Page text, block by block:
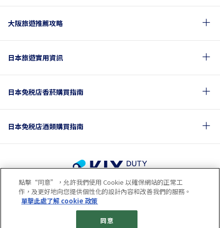
大阪旅遊推薦攻略
日本旅遊實用資訊
日本免税店香菸購買指南
日本免税店酒類購買指南
© 2023 Kansai Airports Retail & Services All rights reserved.
使用條款 隱私政策
Cookie政策
關於社交媒體使用規章
點擊“同意”，允許我們使用 Cookie 以確保網站的正常工
作，及更好地向您提供個性化的設計內容和改善我們的服務。
單擊此處了解 cookie 政策
同意